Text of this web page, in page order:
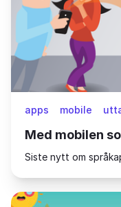
apps mobile
Med mobilen
Siste nytt om